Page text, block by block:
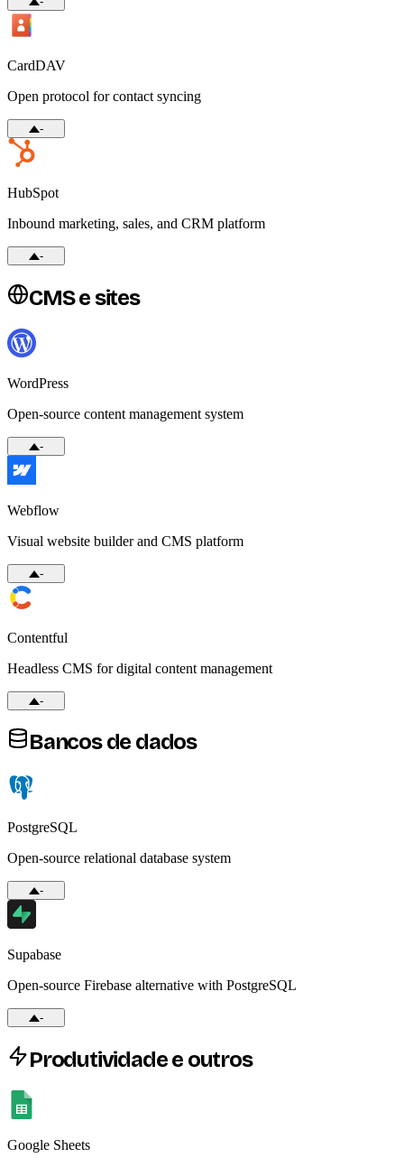
CardDAV
Open protocol for contact syncing
-
HubSpot
Inbound marketing, sales, and CRM platform
-
CMS e sites
WordPress
Open-source content management system
-
Webflow
Visual website builder and CMS platform
-
Contentful
Headless CMS for digital content management
-
Bancos de dados
PostgreSQL
Open-source relational database system
-
Supabase
Open-source Firebase alternative with PostgreSQL
-
Produtividade e outros
Google Sheets